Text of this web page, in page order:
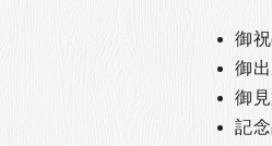
御
御
御
記